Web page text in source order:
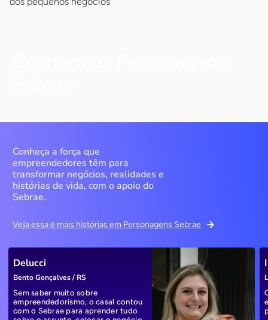
Conheça a força que
empreendedores têm para
transformar negócios, realidades e
histórias de vida, com o apoio do
Sebrae.
Veja essa e mais histórias em Personagens Sebrae
Delucci
Bento Gonçalves / RS
Sem saber muito sobre
empreendedorismo, o casal contou
com o Sebrae para aprender tudo